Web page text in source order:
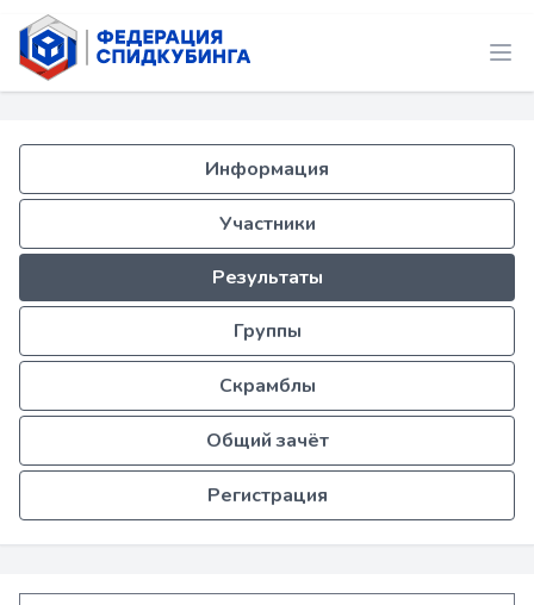
Информация
Участники
Результаты
Группы
Скрамблы
Общий зачёт
Регистрация